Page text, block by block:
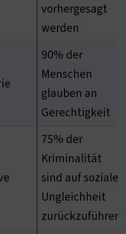
vorhergesagt
werden
90% der
Menschen
glauben an
Gerechtigkeit
75% der
Kriminalität
sind auf soziale
Ungleichheit
zurückzuführen